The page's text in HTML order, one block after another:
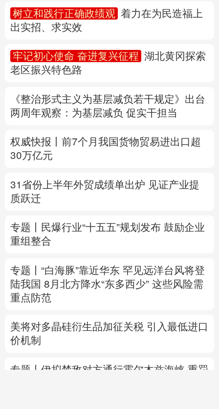
English Español Français عربى
Deutsch Português
树立和践行正确政绩观
着力在为民造福上
出实招、求实效
牢记初心使命 奋进复兴征程 湖北黄冈探索
老区振兴特色路
《整治形式主义为基层减负若干规定》出台
两周年观察 ：为基层减负 促实干担当
权威快报丨前7个月我国货物贸易进出口超
30万亿元
31省份上半年外贸成绩单出炉 见证产业提
质跃迁
专题丨
民爆行业“十五五”规划发布 鼓励企业
重组整合
专题丨 “白海豚”靠近华东 罕见远洋台风将登
陆我国 8月北方降水“东多西少” 这些风险需
重点防范
美将对多晶硅衍生品加征关税 引入最低进口
价机制
专题丨 伊拟禁敌对方通行霍尔木兹海峡 重罚